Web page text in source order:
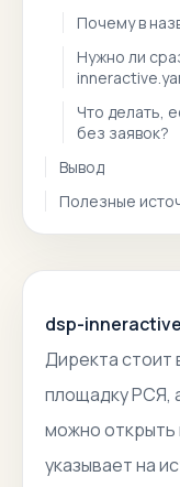
Почему в
Нужно ли
Что делать,
без заявок?
Вывод
Полезные
dsp-
Директа стоит
площадку РСЯ,
можно открыть
указывает на